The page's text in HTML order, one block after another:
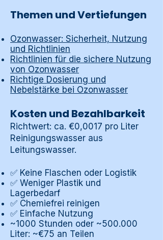
Themen und Vertiefungen
Ozonwasser: Sicherheit, Nutzung
und Richtlinien
Richtlinien für die sichere Nutzung
von Ozonwasser
Richtige Dosierung und
Nebelstärke bei Ozonwasser
Kosten und Bezahlbarkeit
Richtwert: ca. €0,0017 pro Liter
Reinigungswasser aus
Leitungswasser.
✅ Keine Flaschen oder Logistik
✅ Weniger Plastik und
Lagerbedarf
✅ Chemiefrei reinigen
✅ Einfache Nutzung
~1000 Stunden oder ~500.000
Liter: ~€75 an Teilen